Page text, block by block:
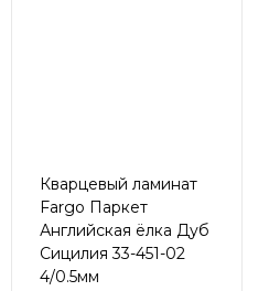
Кварцевый ламинат
Fargo Паркет
Английская ёлка Дуб
Сицилия 33-451-02
4/0.5мм